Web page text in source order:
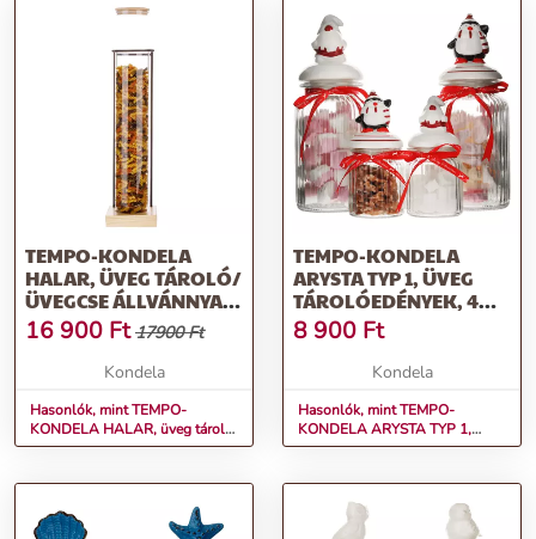
TEMPO-KONDELA
HALAR, ÜVEG TÁROLÓ/
ÜVEGCSE ÁLLVÁNNYAL,
ÜVEG/BAMBUSZ, 4,4 L
16 900 Ft 17900 Ft
Kondela
Hasonlók, mint TEMPO-
KONDELA HALAR, üveg tároló/
üvegcse állvánnyal,
TEMPO-KONDELA
ARYSTA TYP 1, ÜVEG
TÁROLÓEDÉNYEK, 4
DB-OS SZETT, PIROS
SZALAG,
ÜVEG/KERÁMIA
8 900 Ft
Kondela
Hasonlók, mint TEMPO-
KONDELA ARYSTA TYP 1,
Üveg tárolóedények, 4 db-os